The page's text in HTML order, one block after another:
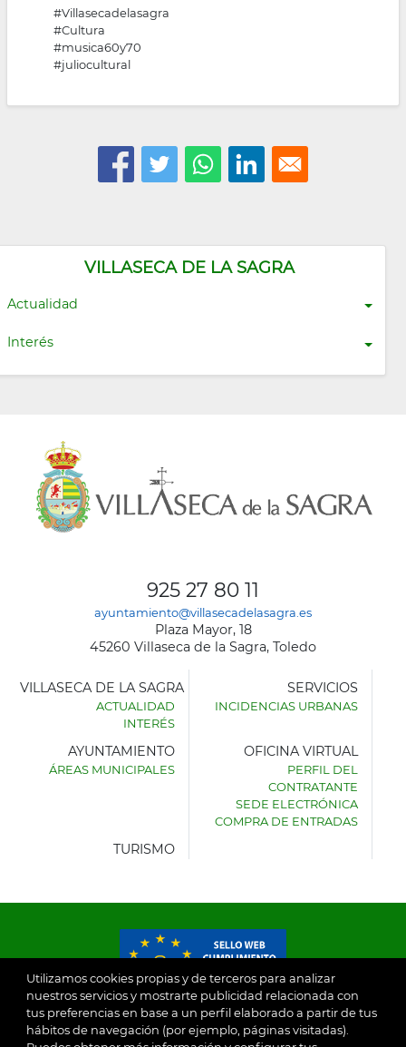
VILLASECA DE LA SAGRA
Actualidad
Interés
#Villasecadelasagra
#Cultura
#musica60y70
#juliocultural
Utilizamos cookies propias y de terceros para analizar
nuestros servicios y mostrarte publicidad relacionada con
tus preferencias en base a un perfil elaborado a partir de tus
hábitos de navegación (por ejemplo, páginas visitadas).
925 27 80 11
ayuntamiento@villasecadelasagra.es
Plaza Mayor, 18
45260 Villaseca de la Sagra, Toledo
AYUNTAMIENTO
VILLASECA DE LA SAGRA
ACTUALIDAD
INTERÉS
SERVICIOS
INCIDENCIAS URBANAS
AYUNTAMIENTO
ÁREAS MUNICIPALES
OFICINA VIRTUAL
PERFIL DEL
CONTRATANTE
SEDE ELECTRÓNICA
COMPRA DE ENTRADAS
TURISMO
© 2026